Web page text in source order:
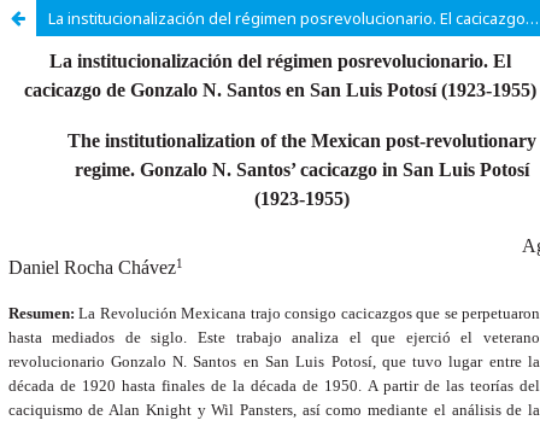
La institucionalización del régimen posrevolucionario. El cacicazgo de Gonzalo N. Santos en San Luis Potosí (1923-1955)